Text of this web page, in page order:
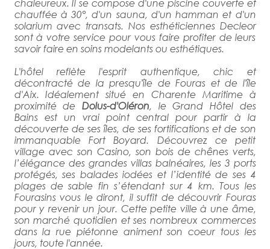
chaleureux. Il se compose d'une piscine couverte et
chauffée à 30°, d'un sauna, d'un hamman et d'un
solarium avec transats. Nos esthéticiennes Decleor
sont à votre service pour vous faire profiter de leurs
savoir faire en soins modelants ou esthétiques.
L'hôtel reflète l'esprit authentique, chic et
décontracté de la presqu'île de Fouras et de l'île
d'Aix. Idéalement situé en Charente Maritime à
proximité de Dolus-d'Oléron, le Grand Hôtel des
Bains est un vrai point central pour partir à la
découverte de ses îles, de ses fortifications et de son
immanquable Fort Boyard. Découvrez ce petit
village avec son Casino, son bois de chênes verts,
l’élégance des grandes villas balnéaires, les 3 ports
protégés, ses balades iodées et l’identité de ses 4
plages de sable fin s’étendant sur 4 km. Tous les
Fourasins vous le diront, il suffit de découvrir Fouras
pour y revenir un jour. Cette petite ville à une âme,
son marché quotidien et ses nombreux commerces
dans la rue piétonne animent son coeur tous les
jours, toute l'année.